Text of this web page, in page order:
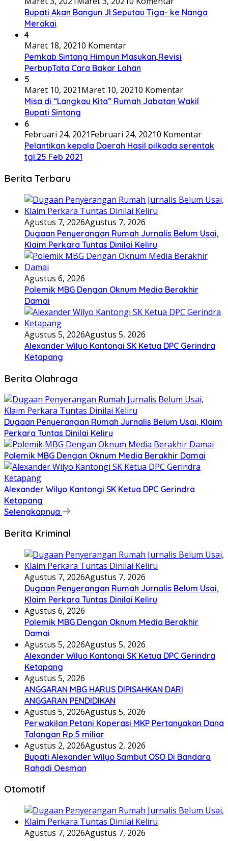
Bupati Akan Bangun Jl.Seputau Tiga- ke Nanga
Merakai
4
Maret 18, 20210 Komentar
Pemkab Sintang Himpun Masukan,Revisi
PerbupTata Cara Bakar Lahan
5
Maret 10, 2021Maret 10, 20210 Komentar
Misa di “Langkau Kita” Rumah Jabatan Wakil
Bupati Sintang
6
Februari 24, 2021Februari 24, 20210 Komentar
Pelantikan kepala Daerah Hasil pilkada serentak
tgl.25 Feb 2021
Berita Terbaru
Agustus 7, 2026Agustus 7, 2026
Dugaan Penyerangan Rumah Jurnalis Belum Usai,
Klaim Perkara Tuntas Dinilai Keliru
Agustus 6, 2026
Polemik MBG Dengan Oknum Media Berakhir
Damai
Agustus 5, 2026Agustus 5, 2026
Alexander Wilyo Kantongi SK Ketua DPC Gerindra
Ketapang
Berita Olahraga
Dugaan Penyerangan Rumah Jurnalis Belum Usai, Klaim
Perkara Tuntas Dinilai Keliru
Polemik MBG Dengan Oknum Media Berakhir Damai
Alexander Wilyo Kantongi SK Ketua DPC Gerindra
Ketapang
Selengkapnya
Berita Kriminal
Agustus 7, 2026Agustus 7, 2026
Dugaan Penyerangan Rumah Jurnalis Belum Usai,
Klaim Perkara Tuntas Dinilai Keliru
Agustus 6, 2026
Polemik MBG Dengan Oknum Media Berakhir
Damai
Agustus 5, 2026Agustus 5, 2026
Alexander Wilyo Kantongi SK Ketua DPC Gerindra
Ketapang
Agustus 5, 2026
ANGGARAN MBG HARUS DIPISAHKAN DARI
ANGGARAN PENDIDIKAN
Agustus 5, 2026Agustus 5, 2026
Perwakilan Petani Koperasi MKP Pertanyakan Dana
Talangan Rp.5 miliar
Agustus 2, 2026Agustus 2, 2026
Bupati Alexander Wilyo Sambut OSO Di Bandara
Rahadi Oesman
Otomotif
Agustus 7, 2026Agustus 7, 2026